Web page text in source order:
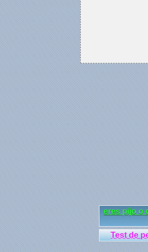
eres pijo o
Test de